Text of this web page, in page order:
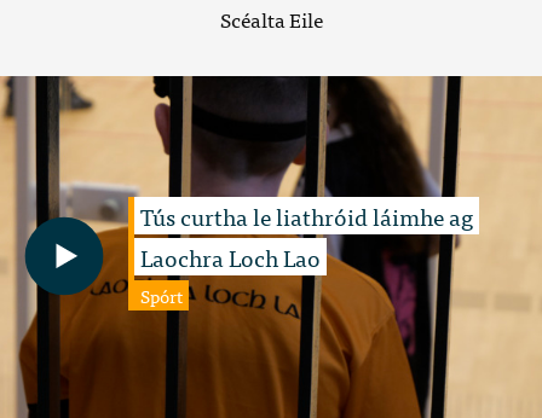
Scéalta Eile
Tús curtha le liathróid láimhe ag
Laochra Loch Lao
Spórt